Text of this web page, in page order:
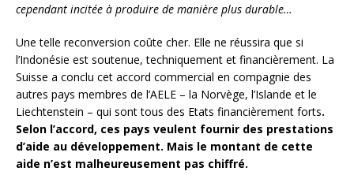
cependant incitée à produire de manière plus durable…
Une telle reconversion coûte cher. Elle ne réussira que si
l’Indonésie est soutenue, techniquement et financièrement. La
Suisse a conclu cet accord commercial en compagnie des
autres pays membres de l’AELE – la Norvège, l’Islande et le
Liechtenstein – qui sont tous des Etats financièrement forts.
Selon l’accord, ces pays veulent fournir des prestations
d’aide au développement. Mais le montant de cette
aide n’est malheureusement pas chiffré.